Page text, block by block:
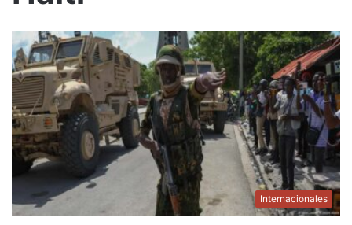
Internacionales